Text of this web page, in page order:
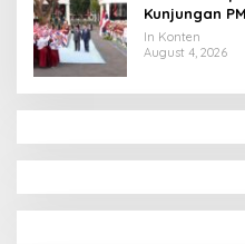
Kunjungan
Hubungan
In Konten
August 4, 2026